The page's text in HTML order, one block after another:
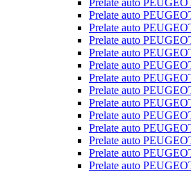
Prelate auto
Prelate auto
Prelate auto
Prelate auto
Prelate auto
Prelate auto
Prelate auto
Prelate auto
Prelate auto
Prelate auto
Prelate auto
Prelate auto
Prelate auto
Prelate auto